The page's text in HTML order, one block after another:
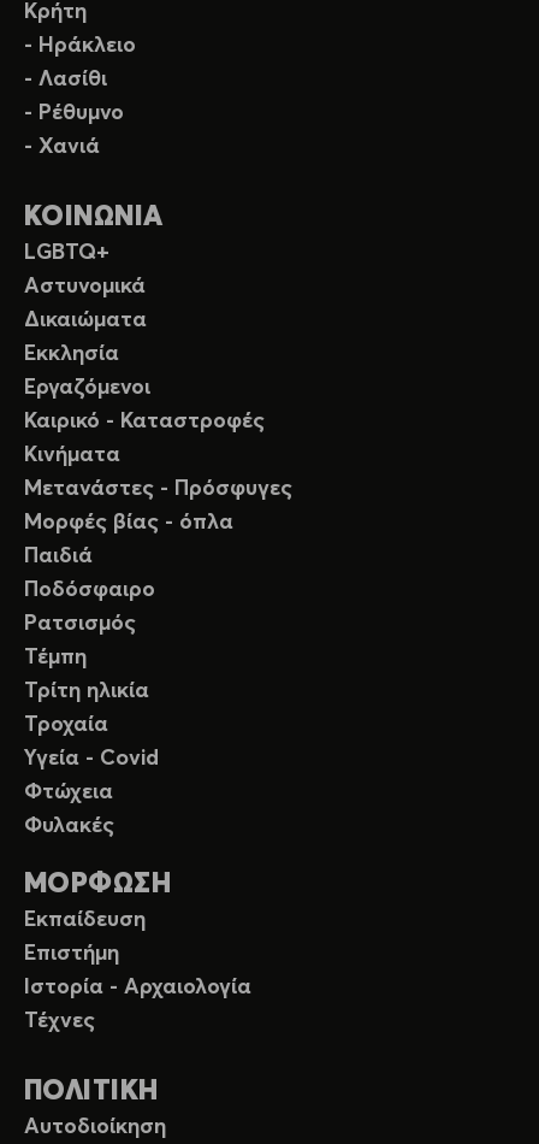
Κρήτη
- Ηράκλειο
- Λασίθι
- Ρέθυμνο
- Χανιά
ΚΟΙΝΩΝΙΑ
LGBTQ+
Αστυνομικά
Δικαιώματα
Εκκλησία
Εργαζόμενοι
Καιρικό - Καταστροφές
Κινήματα
Μετανάστες - Πρόσφυγες
Μορφές βίας - όπλα
Παιδιά
Ποδόσφαιρο
Ρατσισμός
Τέμπη
Τρίτη ηλικία
Τροχαία
Υγεία - Covid
Φτώχεια
Φυλακές
ΜΟΡΦΩΣΗ
Εκπαίδευση
Επιστήμη
Ιστορία - Αρχαιολογία
Τέχνες
ΠΟΛΙΤΙΚΗ
Αυτοδιοίκηση